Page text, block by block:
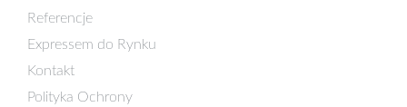
Referencje
Expressem do Rynku
Kontakt
Polityka Ochrony